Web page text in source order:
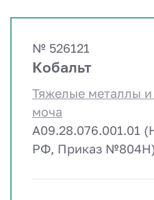
№ 526121
Кобальт
Тяжелые металлы
моча
A09.28.076.001.01
РФ, Приказ